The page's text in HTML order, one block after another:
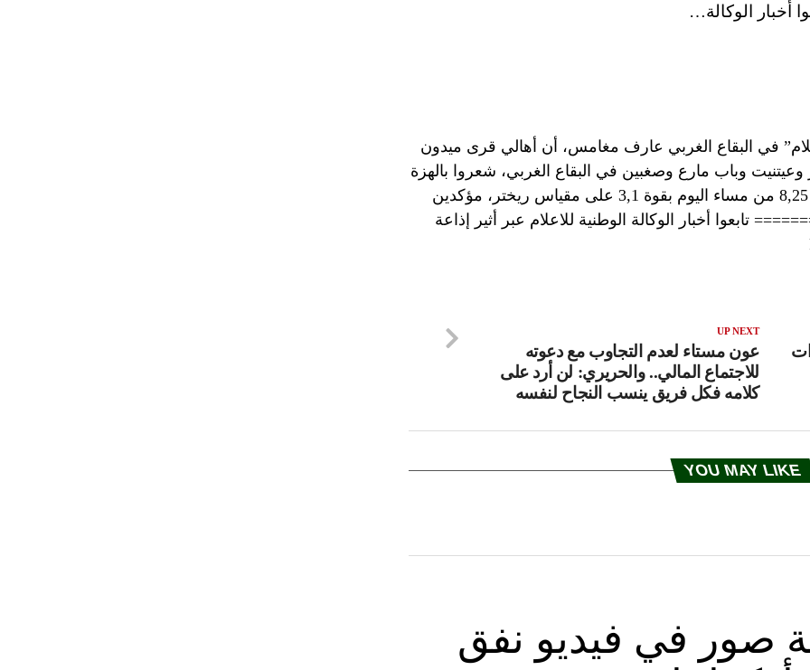
الوكالة…
في البقاع الغربي عارف مغامس، أن أهالي قرى ميدون
وباب مارع وصغبين في البقاع الغربي، شعروا بالهزة
الأرضية التي ضربت المنطقة عند الساعة 8,25 من مساء اليوم بقوة 3,1 على مقياس ريختر، مؤكدين
تابعوا أخبار الوكالة الوطنية للاعلام عبر أثير إذاعة
UP NEXT
عون مستاء لعدم التجاوب مع دعوته
للاجتماع المالي.. والحريري: لن أرد على
كلامه فكل فريق ينسب النجاح لنفسه
YOU MAY LIKE
صور في فيديو نفق